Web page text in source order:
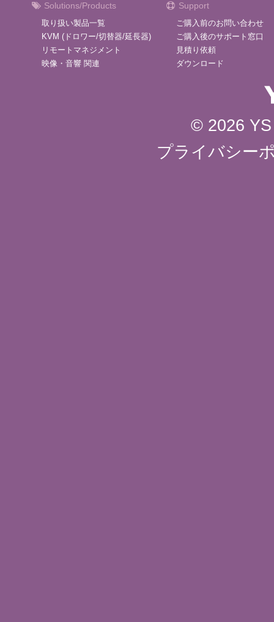
Solutions/Products
取り扱い製品一覧
KVM (ドロワー/切替器/延長器)
リモートマネジメント
映像・音響 関連
Support
ご購入前のお問い合わせ
ご購入後のサポート窓口
見積り依頼
ダウンロード
© 2026
プライバシー